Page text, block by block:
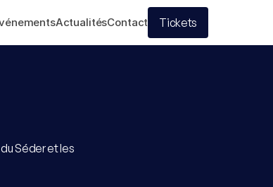
ActualitésContact Tickets
Séder et les